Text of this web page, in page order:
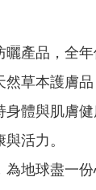
產品，全年
草本護膚品
體與肌膚健
活力。
地球盡一份